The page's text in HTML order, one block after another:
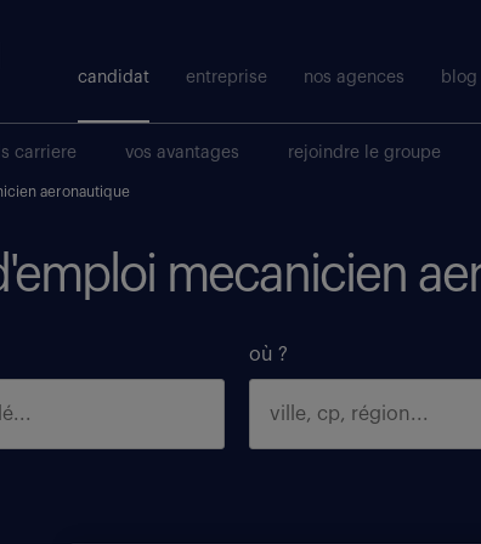
candidat entreprise nos agences blog
carriere vos avantages rejoindre le groupe
aeronautique
mecanicien
où ?